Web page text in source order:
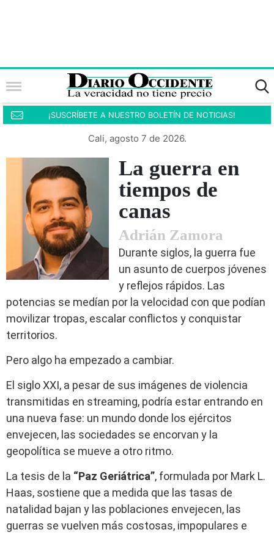
¡SUSCRÍBETE A NUESTRO BOLETÍN DE NOTICIAS!
Cali, agosto 7 de 2026.
La guerra en
tiempos de
canas
Adrián Zamora
Durante siglos, la guerra fue
un asunto de cuerpos jóvenes
y reflejos rápidos. Las
potencias se medían por la velocidad con que podían
movilizar tropas, escalar conflictos y conquistar
territorios.
Pero algo ha empezado a cambiar.
El siglo XXI, a pesar de sus imágenes de violencia
transmitidas en streaming, podría estar entrando en
una nueva fase: un mundo donde los ejércitos
envejecen, las sociedades se encorvan y la
geopolítica se mueve a otro ritmo.
La tesis de la “Paz Geriátrica”, formulada por Mark L.
Haas, sostiene que a medida que las tasas de
natalidad bajan y las poblaciones envejecen, las
guerras se vuelven más costosas, impopulares e